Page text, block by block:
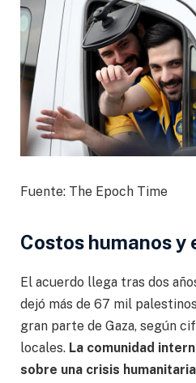
Fuente: The Epoch Time
Costos humanos
El acuerdo llega tras dos
dejó más de 67 mil
gran parte de Gaza, según
locales. La comunidad
sobre una crisis